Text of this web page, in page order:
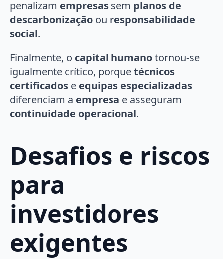
penalizam empresas sem planos de
descarbonização ou responsabilidade
social.
Finalmente, o capital humanotornou-se
igualmente crítico, porquetécnicos
certificados e equipas especializadas
diferenciam a empresa e asseguram
continuidade operacional.
Desafios e riscos
para
investidores
exigentes